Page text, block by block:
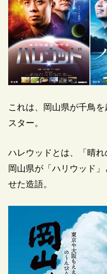
これは、岡山県が千鳥
スター。
ハレウッドとは、「晴
岡山県が「ハリウッド
せた造語。